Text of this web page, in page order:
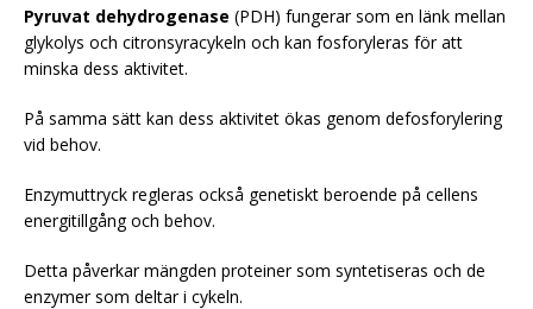
Pyruvat dehydrogenase (PDH) fungerar som en länk mellan
glykolys och citronsyracykeln och kan fosforyleras för att
minska dess aktivitet.
På samma sätt kan dess aktivitet ökas genom defosforylering
vid behov.
Enzymuttryck regleras också genetiskt beroende på cellens
energitillgång och behov.
Detta påverkar mängden proteiner som syntetiseras och de
enzymer som deltar i cykeln.